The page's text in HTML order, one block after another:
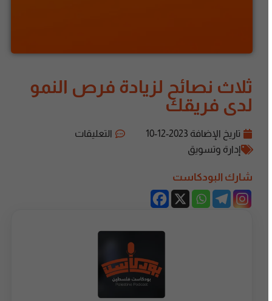
ثلاث نصائح لزيادة فرص النمو
لدى فريقك
تاريخ الإضافة2023-12-10
التعليقات
إدارة وتسويق
شارك البودكاست